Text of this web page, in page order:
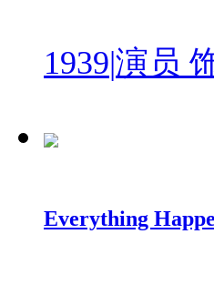
1939|演员
Everything